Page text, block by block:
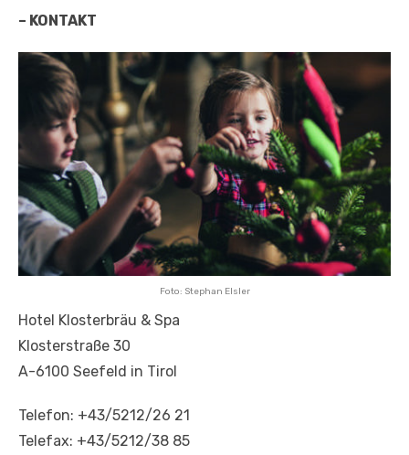
– KONTAKT
Foto: Stephan Elsler
Hotel Klosterbräu & Spa
Klosterstraße 30
A-6100 Seefeld in Tirol
Telefon: +43/5212/26 21
Telefax: +43/5212/38 85